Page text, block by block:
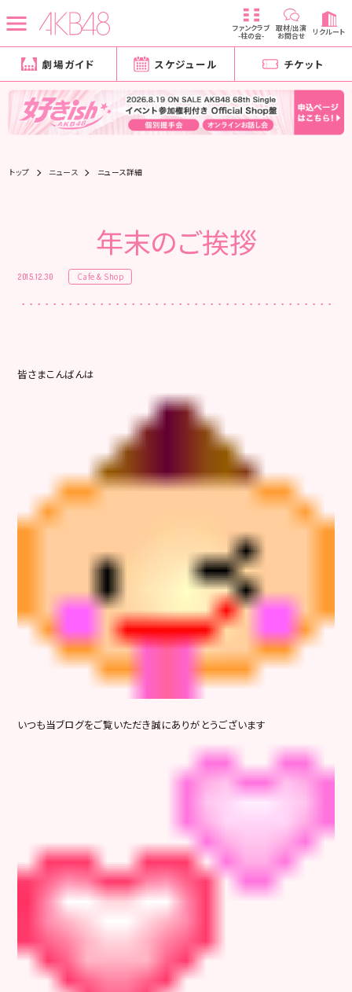
ファンクラブ
-柱の会-
取材/出演
お問合せ リクルート
劇場ガイド スケジュール チケット
トップ ニュース ニュース詳細
年末のご挨拶
2015.12.30 Cafe & Shop
皆さまこんばんは
いつも当ブログをご覧いただき誠にありがとうございます